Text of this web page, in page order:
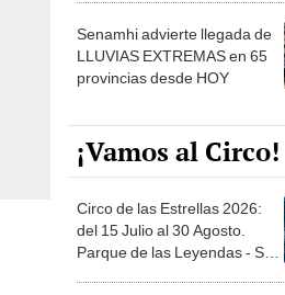
Senamhi advierte llegada de
LLUVIAS EXTREMAS en 65
provincias desde HOY
¡Vamos al Circo!
Circo de las Estrellas 2026:
del 15 Julio al 30 Agosto.
Parque de las Leyendas - San